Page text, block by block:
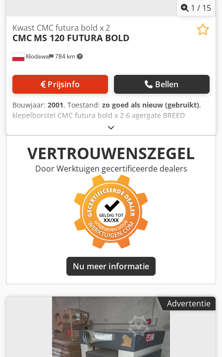
1 / 15
Kłodawa 784 km
Kwast CMC futura bold x 2
CMC MS 120 FUTURA BOLD
Prijsinfo Bellen
Bouwjaar: 2001, Toestand: zo goed als nieuw (gebruikt),
klepelborstel CMC futura bold x 2 6 agergate BREED
OMHOOG AGGATE, BREED OMLAAG AGGATE, LINKER EN
RECHTER BREED AGGATE X 4 BREEDTE 1200 mm traploze
invoerregelaars Djdpfji A Ivyjx Adysck
VERTROUWENSZEGEL
Door Werktuigen gecertificeerde dealers
Nu meer informatie
Advertentie